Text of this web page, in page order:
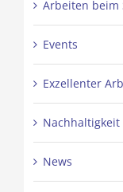
Arbeiten beim
Events
Exzellenter
Nachhaltigkeit
News